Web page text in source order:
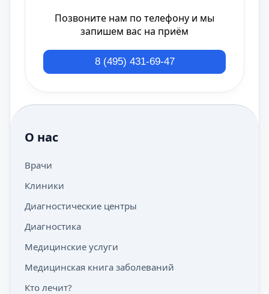
Позвоните нам по телефону и мы
запишем вас на приём
8 (495) 431-69-47
О нас
Врачи
Клиники
Диагностические центры
Диагностика
Медицинские услуги
Медицинская книга заболеваний
Кто лечит?